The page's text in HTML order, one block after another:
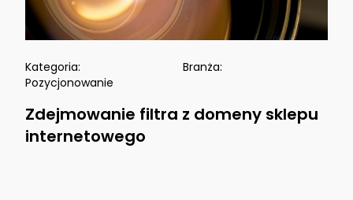
Kategoria:
Pozycjonowanie
Branża:
Zdejmowanie filtra z domeny sklepu
internetowego